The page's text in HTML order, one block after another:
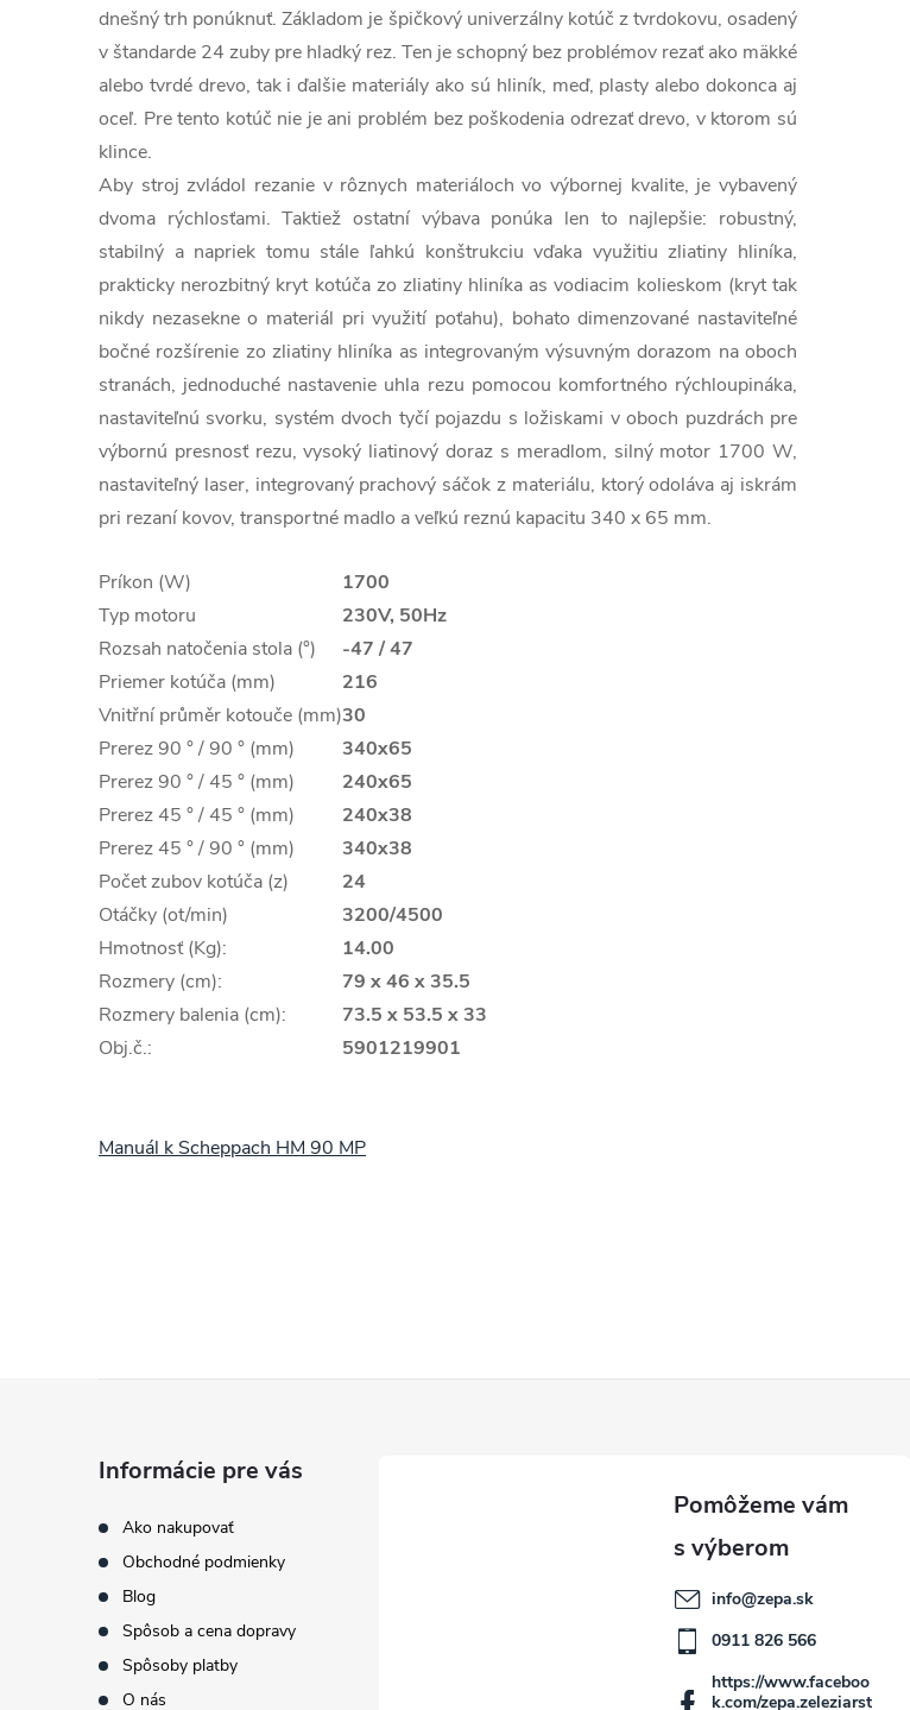
dnešný trh ponúknuť. Základom je špičkový univerzálny kotúč z tvrdokovu, osadený
v štandarde 24 zuby pre hladký rez. Ten je schopný bez problémov rezať ako mäkké
alebo tvrdé drevo, tak i ďalšie materiály ako sú hliník, meď, plasty alebo dokonca aj
oceľ. Pre tento kotúč nie je ani problém bez poškodenia odrezať drevo, v ktorom sú
klince.
Aby stroj zvládol rezanie v rôznych materiáloch vo výbornej kvalite, je vybavený
dvoma rýchlosťami. Taktiež ostatní výbava ponúka len to najlepšie: robustný,
stabilný a napriek tomu stále ľahkú konštrukciu vďaka využitiu zliatiny hliníka,
prakticky nerozbitný kryt kotúča zo zliatiny hliníka as vodiacim kolieskom (kryt tak
nikdy nezasekne o materiál pri využití poťahu), bohato dimenzované nastaviteľné
bočné rozšírenie zo zliatiny hliníka as integrovaným výsuvným dorazom na oboch
stranách, jednoduché nastavenie uhla rezu pomocou komfortného rýchloupináka,
nastaviteľnú svorku, systém dvoch tyčí pojazdu s ložiskami v oboch puzdrách pre
výbornú presnosť rezu, vysoký liatinový doraz s meradlom, silný motor 1700 W,
nastaviteľný laser, integrovaný prachový sáčok z materiálu, ktorý odoláva aj iskrám
pri rezaní kovov, transportné madlo a veľkú reznú kapacitu 340 x 65 mm.
Príkon (W)
1700
Typ motoru
230V, 50Hz
Rozsah natočenia stola (°)
-47 / 47
Priemer kotúča (mm)
216
Vnitřní průměr kotouče (mm)30
Prerez 90 ° / 90 ° (mm)
340x65
Prerez 90 ° / 45 ° (mm)
240x65
Prerez 45 ° / 45 ° (mm)
240x38
Prerez 45 ° / 90 ° (mm)
340x38
Počet zubov kotúča (z)
24
Otáčky (ot/min)
3200/4500
Hmotnosť (Kg):
14.00
Rozmery (cm):
79 x 46 x 35.5
Rozmery balenia (cm):
73.5 x 53.5 x 33
Obj.č.:
5901219901
Manuál k Scheppach HM 90 MP
Informácie pre vás
Ako nakupovať
Obchodné podmienky
Blog
Spôsob a cena dopravy
Spôsoby platby
O nás
info@zepa.sk
0911 826 566
https://www.faceboo
k.com/zepa.zeleziarst